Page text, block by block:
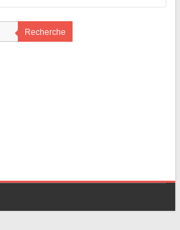
Recherche